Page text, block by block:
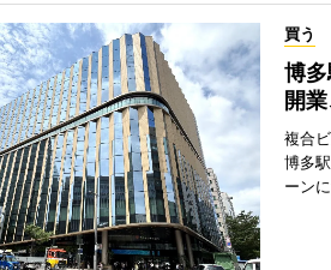
買う
博多
開
複合
博多
ーン